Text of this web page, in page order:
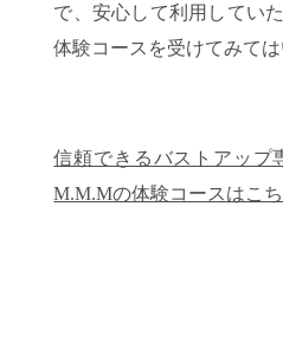
で、安心して利用してい
体験コースを受けてみては
信頼できるバストアップ
M.M.Mの体験コースはこ